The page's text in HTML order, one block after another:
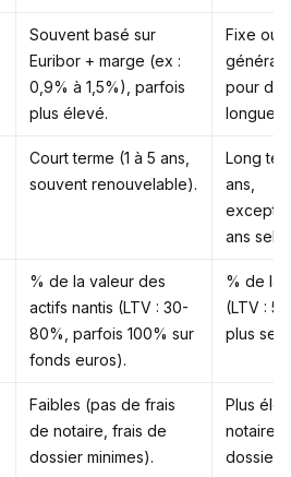
Souvent basé sur
Euribor + marge (ex :
0,9% à 1,5%), parfois
plus élevé.
Fixe ou
pour
longues.
Court terme (1 à 5 ans,
souvent renouvelable).
Long
ans,
ans
% de la valeur des
actifs nantis (LTV : 30-
80%, parfois 100% sur
fonds euros).
% de la
(LTV :
plus
Faibles (pas de frais
de notaire, frais de
dossier minimes).
Plus
notaire,
dossier).